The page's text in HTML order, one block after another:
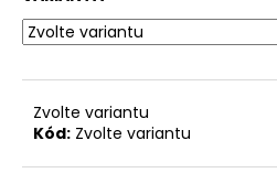
Zvolte variantu
Kód: Zvolte variantu
JMÉNO
POTŘEBUJE
VÍNO!!!
249
Kč
Původně:
299